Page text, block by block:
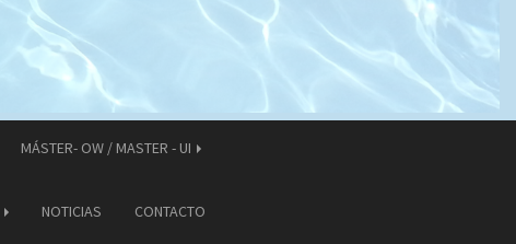
MÁSTER- OW / MASTER - UI
NOTICIAS CONTACTO